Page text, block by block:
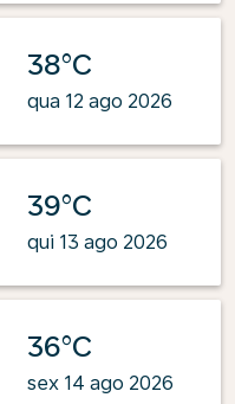
38°C
qua 12 ago 2026
39°C
qui 13 ago 2026
36°C
sex 14 ago 2026